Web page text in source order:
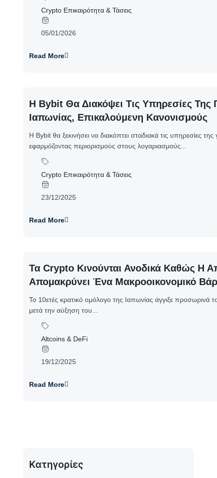
Crypto Επικαιρότητα & Τάσεις
05/01/2026
Read More
Η Bybit Θα Διακόψει Τις Υπηρεσίες Της
Ιαπωνίας, Επικαλούμενη Κανονισμούς
Η Bybit θα ξεκινήσει να διακόπτει σταδιακά τις υπηρεσίες
εφαρμόζοντας περιορισμούς στους λογαριασμούς...
Crypto Επικαιρότητα & Τάσεις
23/12/2025
Read More
Τα Crypto Κινούνται Ανοδικά Καθώς Η
Απομακρύνει Ένα Μακροοικονομικό
Το 10ετές κρατικό ομόλογο της Ιαπωνίας άγγιξε
μετά την αύξηση του...
Altcoins & DeFi
19/12/2025
Read More
Κατηγορίες